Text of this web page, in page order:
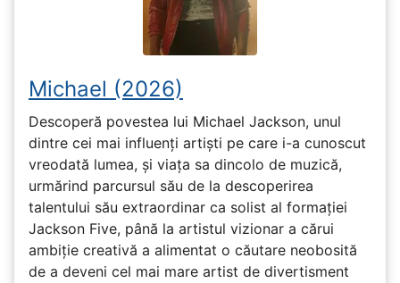
Michael (2026)
Descoperă povestea lui Michael Jackson, unul
dintre cei mai influenți artiști pe care i-a cunoscut
vreodată lumea, și viața sa dincolo de muzică,
urmărind parcursul său de la descoperirea
talentului său extraordinar ca solist al formației
Jackson Five, până la artistul vizionar a cărui
ambiție creativă a alimentat o căutare neobosită
de a deveni cel mai mare artist de divertisment